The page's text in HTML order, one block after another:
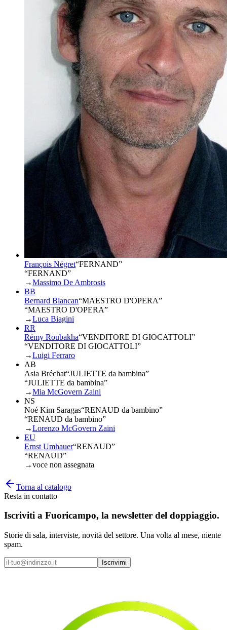
François Négret“FERNAND”
“FERNAND”
→Massimo De Ambrosis
BB
Bernard Blancan“MAESTRO D'OPERA”
“MAESTRO D'OPERA”
→Luca Biagini
RR
Rémy Roubakha“VENDITORE DI GIOCATTOLI”
“VENDITORE DI GIOCATTOLI”
→Luigi Ferraro
AB
Asia Bréchat“JULIETTE da bambina”
“JULIETTE da bambina”
→Mia McGovern Zaini
NS
Noé Kim Saragas“RENAUD da bambino”
“RENAUD da bambino”
→Lorenzo McGovern Zaini
EU
Ernst Umhauer“RENAUD”
“RENAUD”
→voce non assegnata
Torna al catalogo
Resta in contatto
Iscriviti a Fuoricampo, la newsletter del doppiaggio.
Storie di sala, interviste, novità del settore. Una volta al mese, niente
spam.
Iscrivimi